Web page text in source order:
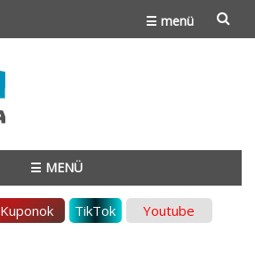
☰ menü
☰ MENÜ
Kuponok TikTok Youtube